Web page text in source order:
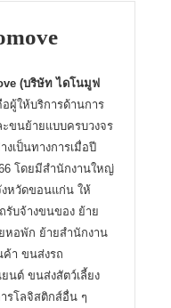
(บริษัท ไดโนมูฟ
อผู้ให้บริการด้านการ
ขนย้ายแบบครบวงจร
งเป็นทางการเมื่อปี
โดยมีสำนักงานใหญ่
หวัดขอนแก่น ให้
รับจ้างขนของ ย้าย
หอพัก ย้ายสำนักงาน
า ขนส่งรถ
นต์ ขนส่งสัตว์เลี้ยง
รโลจิสติกส์อื่น ๆ